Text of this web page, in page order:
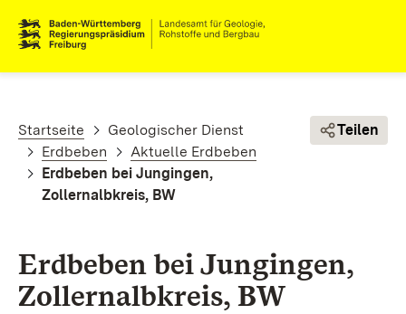
Pfadnavigation
Startseite
Geologischer Dienst
Erdbeben
Aktuelle Erdbeben
Erdbeben bei Jungingen,
Zollernalbkreis, BW
Teilen
Erdbeben bei Jungingen,
Zollernalbkreis, BW